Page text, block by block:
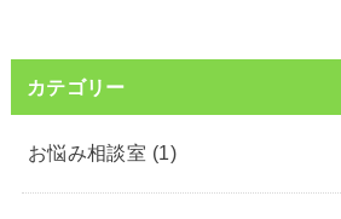
カテゴリー
お悩み相談室 (1)